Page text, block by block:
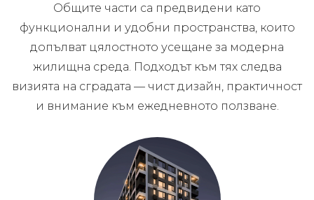
Общите части са предвидени като
функционални и удобни пространства, които
допълват цялостното усещане за модерна
жилищна среда. Подходът към тях следва
визията на сградата — чист дизайн, практичност
и внимание към ежедневното ползване.